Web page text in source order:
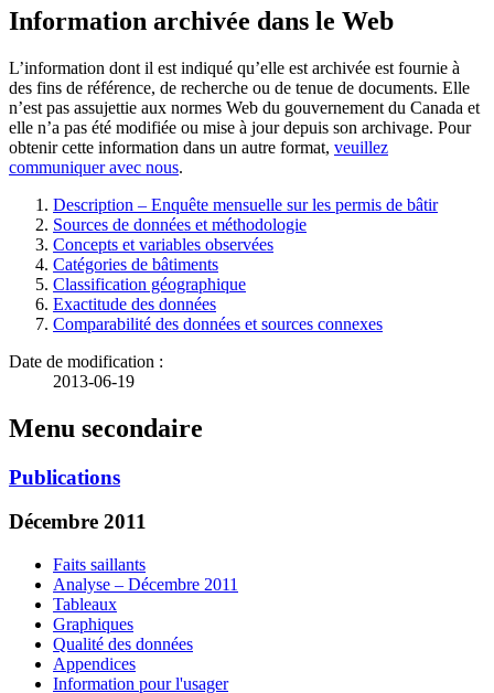
Information archivée dans le Web
L’information dont il est indiqué qu’elle est archivée est fournie à
des fins de référence, de recherche ou de tenue de documents. Elle
n’est pas assujettie aux normes Web du gouvernement du Canada et
elle n’a pas été modifiée ou mise à jour depuis son archivage. Pour
obtenir cette information dans un autre format, veuillez
communiquer avec nous.
Description – Enquête mensuelle sur les permis de bâtir
Sources de données et méthodologie
Concepts et variables observées
Catégories de bâtiments
Classification géographique
Exactitude des données
Comparabilité des données et sources connexes
Date de modification :
2013-06-19
Menu secondaire
Publications
Décembre 2011
Faits saillants
Analyse – Décembre 2011
Tableaux
Graphiques
Qualité des données
Appendices
Information pour l'usager